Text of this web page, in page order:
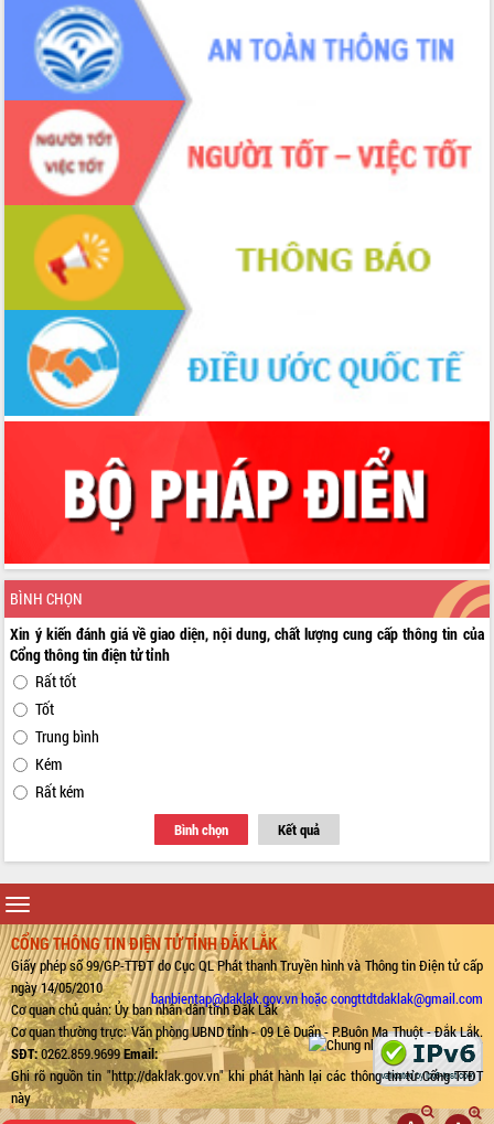
BÌNH CHỌN
Xin ý kiến đánh giá về giao diện, nội dung, chất lượng cung cấp thông tin của
Cổng thông tin điện tử tỉnh
Rất tốt
Tốt
Trung bình
Kém
Rất kém
Bình chọn Kết quả
Toggle
navigation
CỔNG THÔNG TIN ĐIỆN TỬ TỈNH ĐẮK LẮK
Giấy phép số 99/GP-TTĐT do Cục QL Phát thanh Truyền hình và Thông tin Điện tử cấp
ngày 14/05/2010
Cơ quan chủ quản: Ủy ban nhân dân tỉnh Đắk Lắk
Cơ quan thường trực: Văn phòng UBND tỉnh - 09 Lê Duẩn - P.Buôn Ma Thuột - Đắk Lắk.
SĐT:0262.859.9699Email:
banbientap@daklak.gov.vn hoặc congttdtdaklak@gmail.com
Ghi rõ nguồn tin "http://daklak.gov.vn" khi phát hành lại các thông tin từ Cổng TTĐT
này